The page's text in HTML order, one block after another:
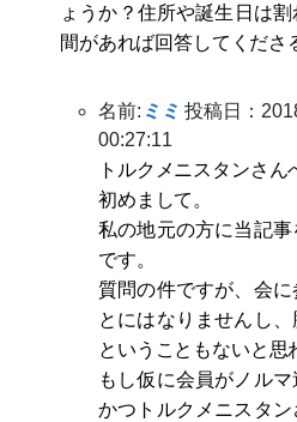
ょうか？住所や誕生日は
間があれば回答してくださ
名前: ミミ 投稿日：
00:27:11
トルクメニスタンさん
初めまして。
私の地元の方に当記
です。
質問の件ですが、会
とにはなりませんし
ということもないと思
もし仮に会員がノル
かつトルクメニスタ